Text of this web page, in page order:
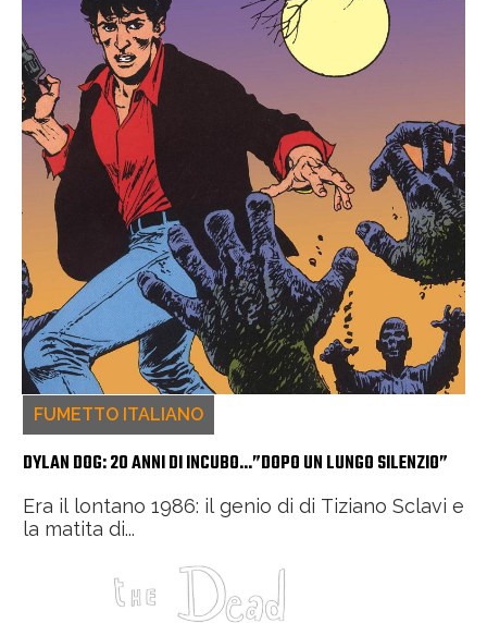
FUMETTO ITALIANO
DYLAN DOG: 20 ANNI DI INCUBO…”DOPO UN LUNGO SILENZIO”
Era il lontano 1986: il genio di di Tiziano Sclavi e
la matita di...